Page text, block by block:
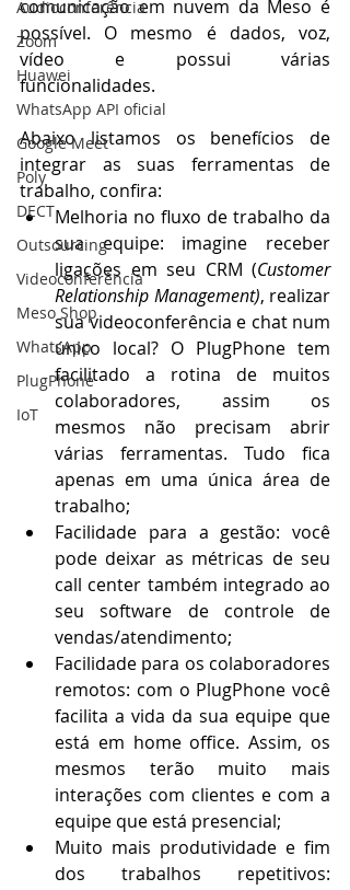
Audioconferência
Zoom
Huawei
WhatsApp API oficial
Google Meet
Poly
DECT
Outsourcing
Videoconferência
Meso Shop
WhatsApp
PlugPhone
IoT
comunicação em nuvem da Meso é
possível. O mesmo é dados, voz,
vídeo e possui várias
funcionalidades.
Abaixo listamos os benefícios de
integrar as suas ferramentas de
trabalho, confira:
Melhoria no fluxo de trabalho da
sua equipe: imagine receber
ligações em seu CRM (Customer
Relationship Management), realizar
sua videoconferência e chat num
único local? O PlugPhone tem
facilitado a rotina de muitos
colaboradores, assim os
mesmos não precisam abrir
várias ferramentas. Tudo fica
apenas em uma única área de
trabalho;
Facilidade para a gestão: você
pode deixar as métricas de seu
call center também integrado ao
seu software de controle de
vendas/atendimento;
Facilidade para os colaboradores
remotos: com o PlugPhone você
facilita a vida da sua equipe que
está em home office. Assim, os
mesmos terão muito mais
interações com clientes e com a
equipe que está presencial;
Muito mais produtividade e fim
dos trabalhos repetitivos: